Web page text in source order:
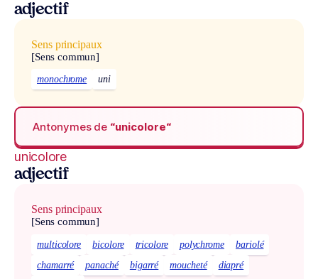
adjectif
Sens principaux
[Sens commun]
monochrome uni
Antonymes de “unicolore“
unicolore
adjectif
Sens principaux
[Sens commun]
multicolore bicolore tricolore polychrome
bariolé
chamarré
panaché bigarré moucheté
diapré